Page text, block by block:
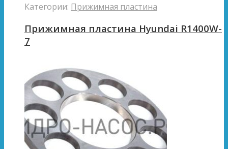
Категории: Прижимная пластина
Прижимная пластина Hyundai R1400W-
7